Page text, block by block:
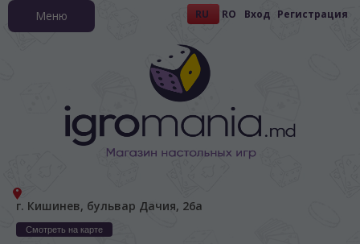
RU RO Вход Регистрация
г. Кишинев, бульвар Дачия, 26а
Смотреть на карте
Меню